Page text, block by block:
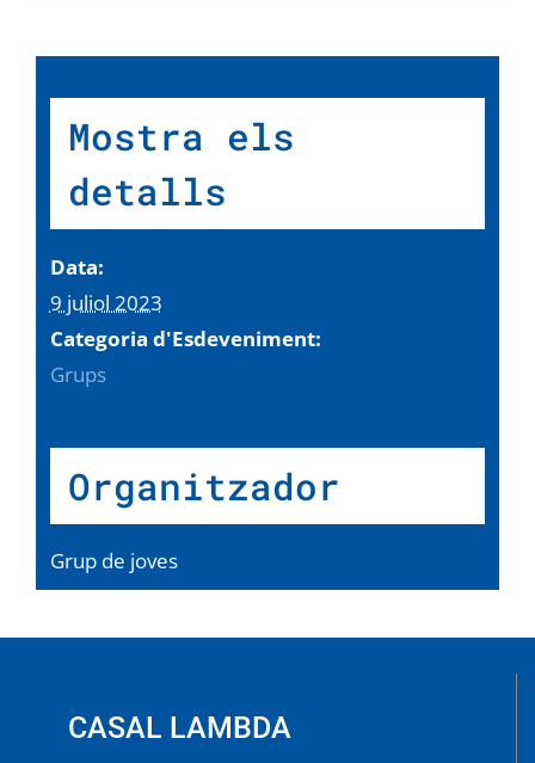
Mostra els
detalls
Data:
9 juliol 2023
Categoria d'Esdeveniment:
Grups
Organitzador
Grup de joves
CASAL LAMBDA